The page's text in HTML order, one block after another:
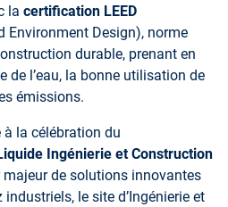
la certification LEED
Environment Design), norme
durable, prenant en
de l’eau, la bonne utilisation de
émissions.
à la célébration du
Ingénierie et Construction
majeur de solutions innovantes
le site d’Ingénierie et